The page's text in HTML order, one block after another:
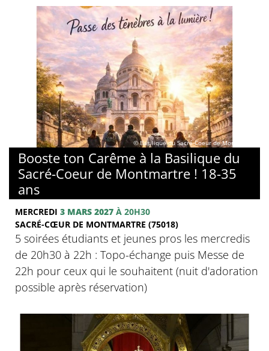
© Basilique du Sacré-Coeur de Montmartre
Booste ton Carême à la Basilique du
Sacré-Coeur de Montmartre ! 18-35
ans
MERCREDI 3 MARS 2027 À 20H30
SACRÉ-CŒUR DE MONTMARTRE (75018)
5 soirées étudiants et jeunes pros les mercredis
de 20h30 à 22h : Topo-échange puis Messe de
22h pour ceux qui le souhaitent (nuit d'adoration
possible après réservation)